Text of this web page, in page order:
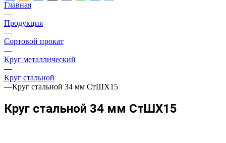
Главная
—
Продукция
—
Сортовой прокат
—
Круг металлический
—
Круг стальной
—Круг стальной 34 мм СтШХ15
Круг стальной 34 мм СтШХ15